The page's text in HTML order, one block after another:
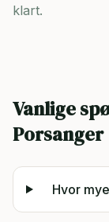
klart.
Vanlige
Porsanger
Hvor